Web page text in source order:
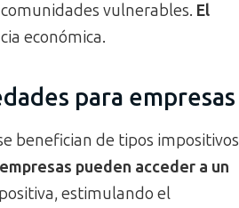
vulnerables. El
económica.
para empresas
benefician de tipos impositivos
pueden acceder a un
estimulando el